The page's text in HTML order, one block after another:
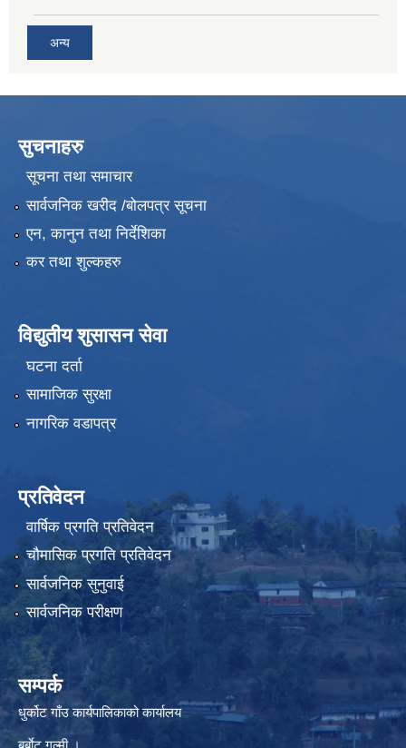
अन्य
सुचनाहरु
सूचना तथा समाचार
सार्वजनिक खरीद /बोलपत्र सूचना
एन, कानुन तथा निर्देशिका
कर तथा शुल्कहरु
विद्युतीय शुसासन सेवा
घटना दर्ता
सामाजिक सुरक्षा
नागरिक वडापत्र
प्रतिवेदन
वार्षिक प्रगति प्रतिवेदन
चौमासिक प्रगति प्रतिवेदन
सार्वजनिक सुनुवाई
सार्वजनिक परीक्षण
सम्पर्क
धुर्कोट गाँउ कार्यपालिकाको कार्यालय